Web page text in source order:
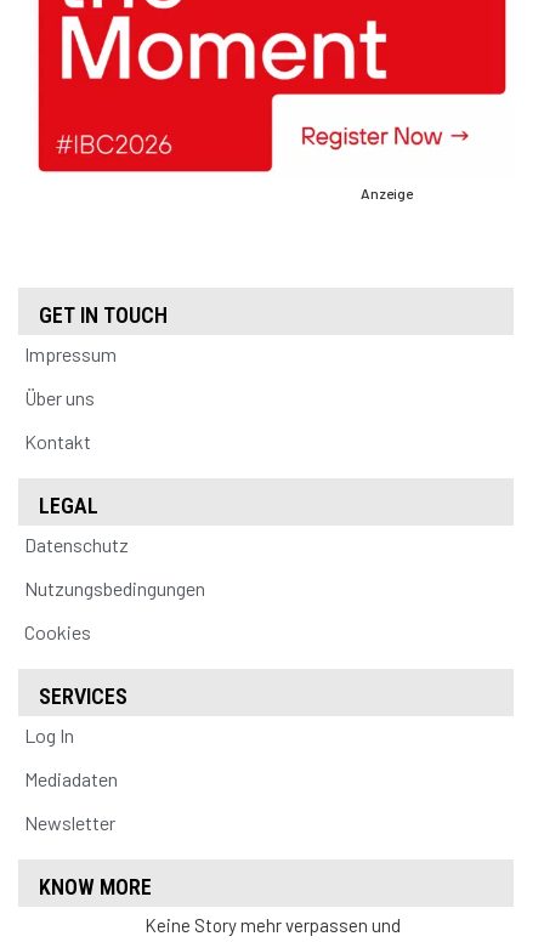
Anzeige
GET IN TOUCH
Impressum
Über uns
Kontakt
LEGAL
Datenschutz
Nutzungsbedingungen
Cookies
SERVICES
Log In
Mediadaten
Newsletter
KNOW MORE
Keine Story mehr verpassen und